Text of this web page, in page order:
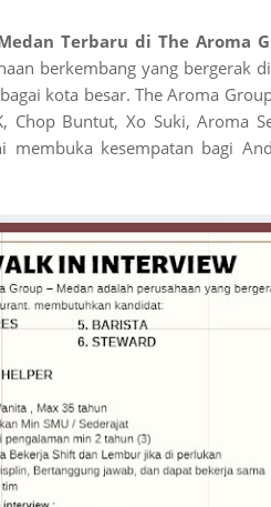
Terbaru di The Aroma
berkembang yang bergerak
kota besar. The Aroma
Chop Buntut, Xo Suki, Aroma
membuka kesempatan bagi